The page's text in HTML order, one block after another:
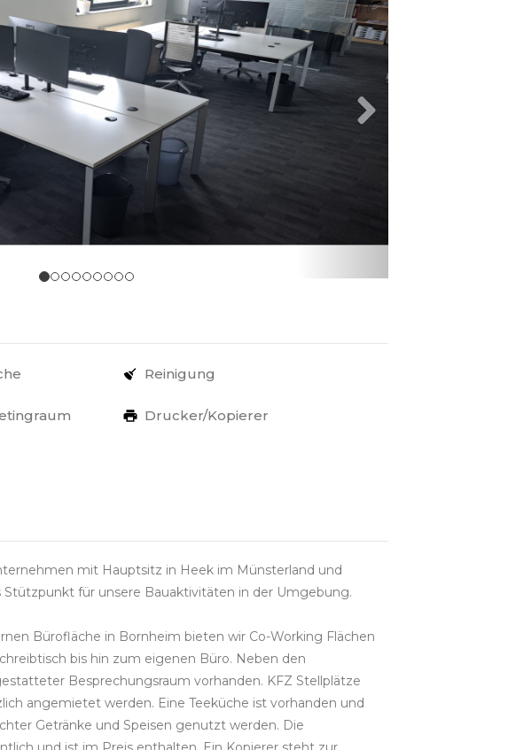
Reinigung
Drucker/Kopierer
mit Hauptsitz in Heek im Münsterland und
Stützpunkt für unsere Bauaktivitäten in der Umgebung.
Bürofläche in Bornheim bieten wir Co-Working Flächen
bis hin zum eigenen Büro. Neben den
Besprechungsraum vorhanden. KFZ Stellplätze
angemietet werden. Eine Teeküche ist vorhanden und
Getränke und Speisen genutzt werden. Die